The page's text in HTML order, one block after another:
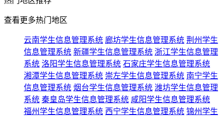
查看更多热门地区
云南学生信息管理系统 廊坊学生信息管理系统 荆州学生
信息管理系统 新疆学生信息管理系统 浙江学生信息管理
系统 洛阳学生信息管理系统 石家庄学生信息管理系统
湘潭学生信息管理系统 崇左学生信息管理系统 南宁学生
信息管理系统 烟台学生信息管理系统 潍坊学生信息管理
系统 秦皇岛学生信息管理系统 咸阳学生信息管理系统
福州学生信息管理系统 西宁学生信息管理系统 锦州学生